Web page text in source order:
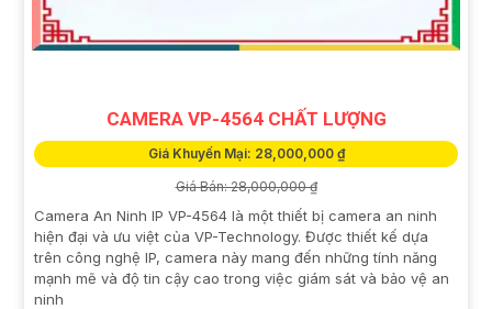
CAMERA VP-4564 CHẤT LƯỢNG
Giá Khuyến Mại: 28,000,000 ₫
Giá Bán: 28,000,000 ₫
Camera An Ninh IP VP-4564 là một thiết bị camera an ninh
hiện đại và ưu việt của VP-Technology. Được thiết kế dựa
trên công nghệ IP, camera này mang đến những tính năng
mạnh mẽ và độ tin cậy cao trong việc giám sát và bảo vệ an
ninh